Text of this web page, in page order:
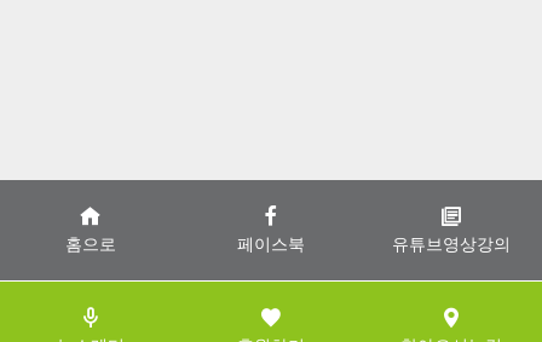
홈으로 페이스북 유튜브영상강의